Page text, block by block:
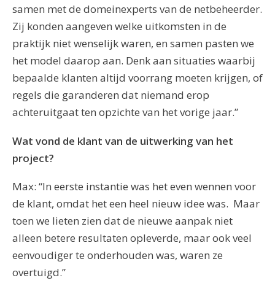
samen met de domeinexperts van de netbeheerder.
Zij konden aangeven welke uitkomsten in de
praktijk niet wenselijk waren, en samen pasten we
het model daarop aan. Denk aan situaties waarbij
bepaalde klanten altijd voorrang moeten krijgen, of
regels die garanderen dat niemand erop
achteruitgaat ten opzichte van het vorige jaar.”
Wat vond de klant van de uitwerking van het
project?
Max: “In eerste instantie was het even wennen voor
de klant, omdat het een heel nieuw idee was. Maar
toen we lieten zien dat de nieuwe aanpak niet
alleen betere resultaten opleverde, maar ook veel
eenvoudiger te onderhouden was, waren ze
overtuigd.”